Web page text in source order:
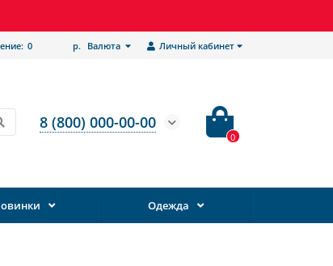
Личный кабинет
р. Валюта
0
8 (800) 000-00-00
0
Одежда